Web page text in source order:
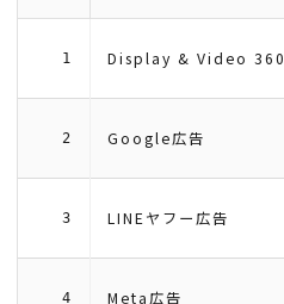
1 Display & Video 360
2 Google広告
3 LINEヤフー広告
4 Meta広告